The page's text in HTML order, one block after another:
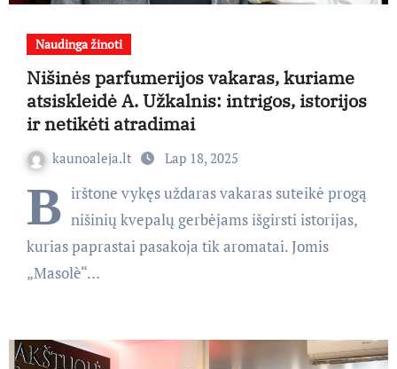
Naudinga žinoti
Nišinės parfumerijos vakaras, kuriame
atsiskleidė A. Užkalnis: intrigos, istorijos
ir netikėti atradimai
kaunoaleja.lt Lap 18, 2025
B irštone vykęs uždaras vakaras suteikė progą
nišinių kvepalų gerbėjams išgirsti istorijas,
kurias paprastai pasakoja tik aromatai. Jomis
„Masolè“…